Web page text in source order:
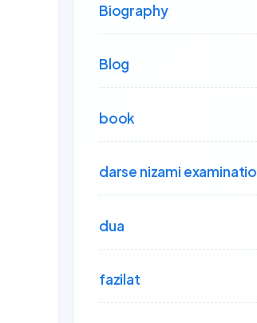
Biography
Blog
book
darse nizami
dua
fazilat